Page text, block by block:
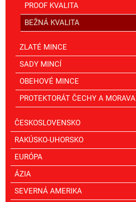
PROOF KVALITA
BEŽNÁ KVALITA
ZLATÉ MINCE
SADY MINCÍ
OBEHOVÉ MINCE
PROTEKTORÁT ČECHY A MORAVA
ČESKOSLOVENSKO
RAKÚSKO-UHORSKO
EURÓPA
ÁZIA
SEVERNÁ AMERIKA